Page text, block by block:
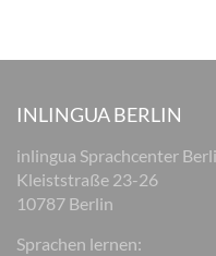
INLINGUA BERLIN
inlingua Sprachcenter
Kleiststraße 23-26
10787 Berlin
Sprachen lernen: